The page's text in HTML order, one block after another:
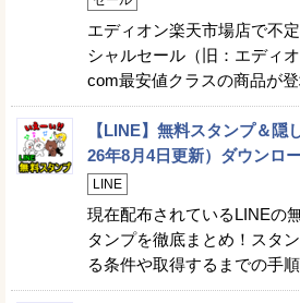
エディオン楽天市場店で不
シャルセール（旧：エディ
com最安値クラスの商品が登
【LINE】無料スタンプ＆隠
26年8月4日更新）ダウンロ
LINE
現在配布されているLINEの
タンプを徹底まとめ！スタ
る条件や取得するまでの手